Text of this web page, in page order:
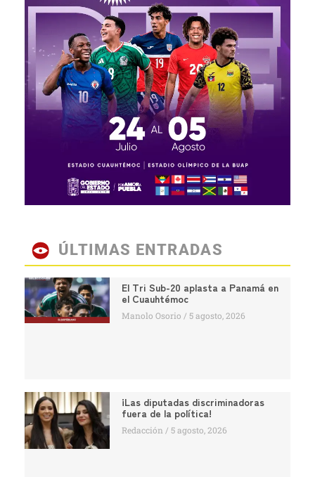
ÚLTIMAS ENTRADAS
El Tri Sub-20 aplasta a Panamá en
el Cuauhtémoc
Manolo Osorio 5 agosto, 2026
¡Las diputadas discriminadoras
fuera de la política!
Redacción 5 agosto, 2026